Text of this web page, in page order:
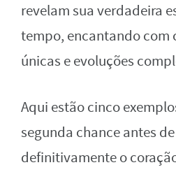
revelam sua verdadeira
tempo, encantando com
únicas e evoluções
Aqui estão cinco
segunda chance antes
definitivamente o